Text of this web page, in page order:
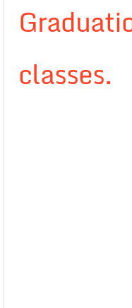
classes.